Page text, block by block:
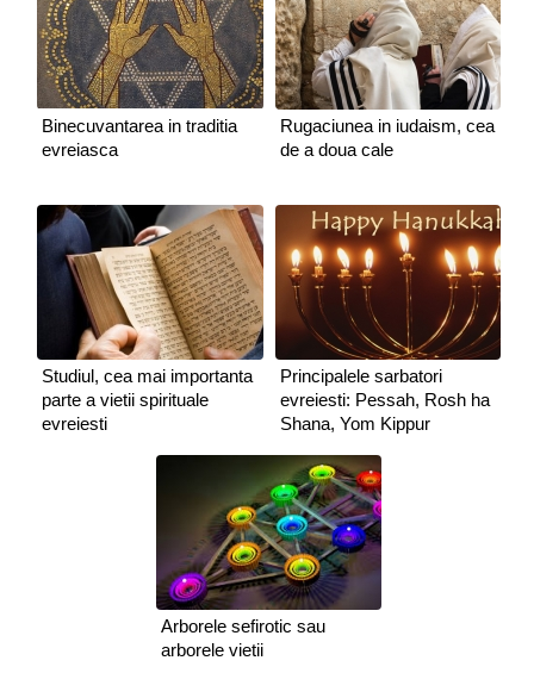
Binecuvantarea in traditia
evreiasca
Rugaciunea in iudaism, cea
de a doua cale
Studiul, cea mai importanta
parte a vietii spirituale
evreiesti
Principalele sarbatori
evreiesti: Pessah, Rosh ha
Shana, Yom Kippur
Arborele sefirotic sau
arborele vietii